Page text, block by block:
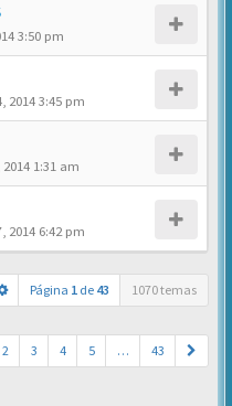
3:50 pm
2014 3:45 pm
1:31 am
2014 6:42 pm
Página 1 de 43 1070 temas
2 3 4 5 … 43